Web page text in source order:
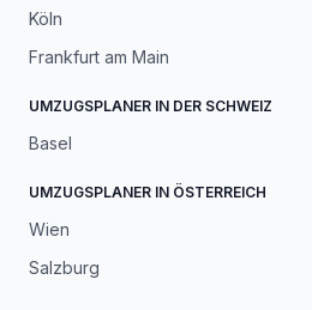
Köln
Frankfurt am Main
UMZUGSPLANER IN DER SCHWEIZ
Basel
UMZUGSPLANER IN ÖSTERREICH
Wien
Salzburg